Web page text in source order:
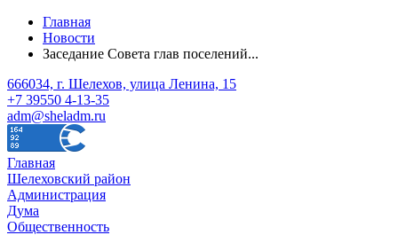
Главная
Новости
Заседание Совета глав поселений...
666034, г. Шелехов, улица Ленина, 15
+7 39550 4-13-35
adm@sheladm.ru
Главная
Шелеховский район
Администрация
Дума
Общественность